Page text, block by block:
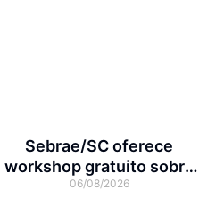
Sebrae/SC oferece
workshop gratuito sobre
franquias em Joinville
06/08/2026